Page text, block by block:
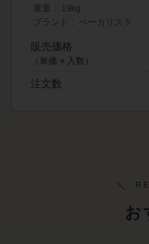
19kg
ブランド
ベーカリスタ
販売価格
（単価 × 入数）
注文数
お